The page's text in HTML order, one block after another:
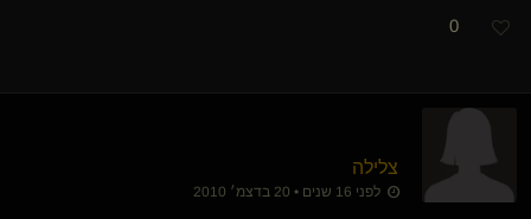
0
צלילה
לפני 16 שנים • 20 בדצמ׳ 2010